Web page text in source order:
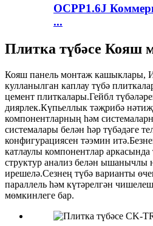
OCPP1.6J
...
Плитка түбәсе Кояш
Кояш панель монтаж кашыклары,
кулланылган каплау түбә
цемент плиткалары.Гейбл
диярлек.Күпьеллык тәҗрибә
компонентларның һәм
системалары белән һәр түбәдәге
конфигурациясен тәэмин
катлаулы компонентлар
структур анализ белән ышанычлы
ирешелә.Сезнең түбә варианты
параллель һәм күтәрелгән
мөмкинлеге бар.